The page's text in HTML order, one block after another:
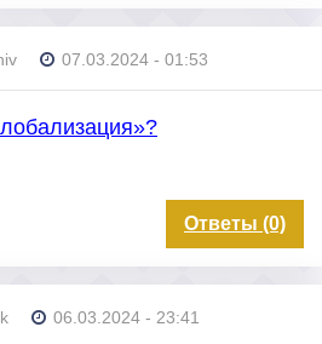
07.03.2024 - 01:53
Ответы (0)
06.03.2024 - 23:41